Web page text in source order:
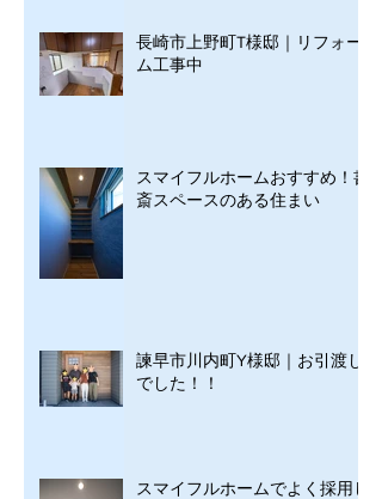
長崎市上野町T様邸｜リフォー
ム工事中
スマイフルホームおすすめ！書
斎スペースのある住まい
諫早市川内町Y様邸｜お引渡し
でした！！
スマイフルホームでよく採用し